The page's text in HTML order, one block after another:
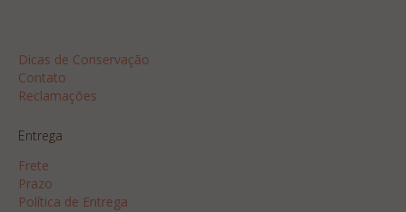
Dicas de Conservação
Contato
Reclamações
Entrega
Frete
Prazo
Política de Entrega